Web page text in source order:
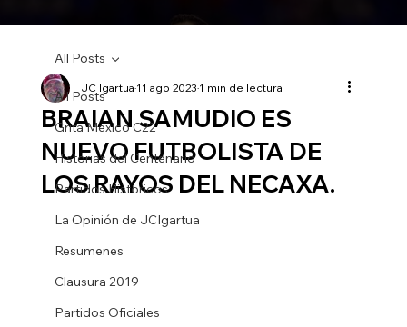
All Posts
Grita Mexico C22
Historias del Centenario
Partidos Historicos
La Opinión de JCIgartua
Resumenes
Clausura 2019
Partidos Oficiales
All Posts
BRAIAN SAMUDIO ES
NUEVO FUTBOLISTA DE
LOS RAYOS DEL NECAXA.
JC Igartua11 ago 20231 min de lectura